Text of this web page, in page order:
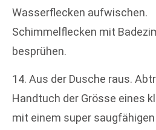
Wasserflecken aufwischen.
Schimmelflecken mit
besprühen.
14. Aus der Dusche raus.
Handtuch der Grösse eines
mit einem super